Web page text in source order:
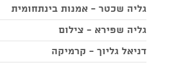
גליה שכטר - אמנות בינתחומית
גליה שפירא - צילום
דניאל גליוך - קרמיקה